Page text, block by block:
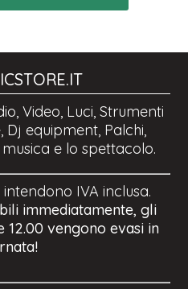
Video, Luci, Strumenti
Dj equipment, Palchi,
e lo spettacolo.
IVA inclusa.
immediatamente, gli
vengono evasi in